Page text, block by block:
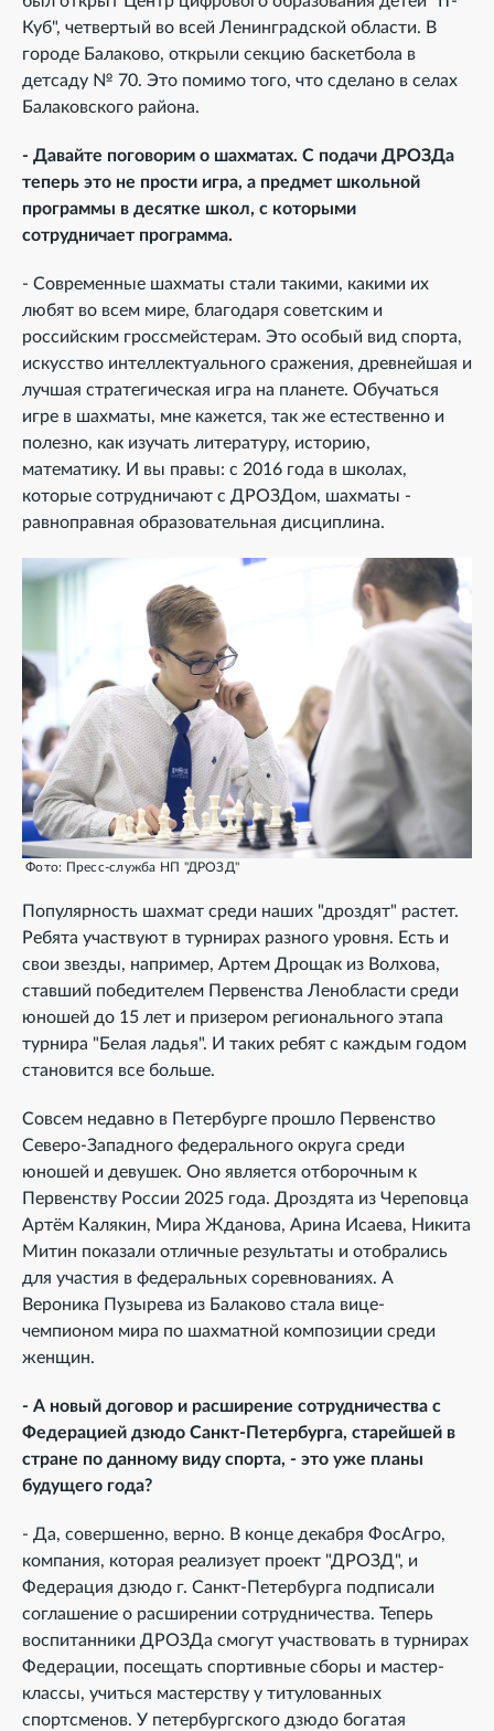
Куб", четвертый во всей Ленинградской области. В
городе Балаково, открыли секцию баскетбола в
детсаду № 70. Это помимо того, что сделано в селах
Балаковского района.
- Давайте поговорим о шахматах. С подачи ДРОЗДа
теперь это не прости игра, а предмет школьной
программы в десятке школ, с которыми
сотрудничает программа.
- Современные шахматы стали такими, какими их
любят во всем мире, благодаря советским и
российским гроссмейстерам. Это особый вид спорта,
искусство интеллектуального сражения, древнейшая и
лучшая стратегическая игра на планете. Обучаться
игре в шахматы, мне кажется, так же естественно и
полезно, как изучать литературу, историю,
математику. И вы правы: с 2016 года в школах,
которые сотрудничают с ДРОЗДом, шахматы -
равноправная образовательная дисциплина.
Фото: Пресс-служба НП "ДРОЗД"
Популярность шахмат среди наших "дроздят" растет.
Ребята участвуют в турнирах разного уровня. Есть и
свои звезды, например, Артем Дрощак из Волхова,
ставший победителем Первенства Ленобласти среди
юношей до 15 лет и призером регионального этапа
турнира "Белая ладья". И таких ребят с каждым годом
становится все больше.
Совсем недавно в Петербурге прошло Первенство
Северо-Западного федерального округа среди
юношей и девушек. Оно является отборочным к
Первенству России 2025 года. Дроздята из Череповца
Артём Калякин, Мира Жданова, Арина Исаева, Никита
Митин показали отличные результаты и отобрались
для участия в федеральных соревнованиях. А
Вероника Пузырева из Балаково стала вице-
чемпионом мира по шахматной композиции среди
женщин.
- А новый договор и расширение сотрудничества с
Федерацией дзюдо Санкт-Петербурга, старейшей в
стране по данному виду спорта, - это уже планы
будущего года?
- Да, совершенно, верно. В конце декабря ФосАгро,
компания, которая реализует проект "ДРОЗД", и
Федерация дзюдо г. Санкт-Петербурга подписали
соглашение о расширении сотрудничества. Теперь
воспитанники ДРОЗДа смогут участвовать в турнирах
Федерации, посещать спортивные сборы и мастер-
классы, учиться мастерству у титулованных
спортсменов. У петербургского дзюдо богатая